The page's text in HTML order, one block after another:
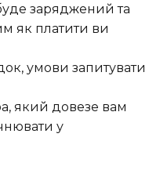
заряджений та
як платити ви
умови запитувати
який довезе вам
у